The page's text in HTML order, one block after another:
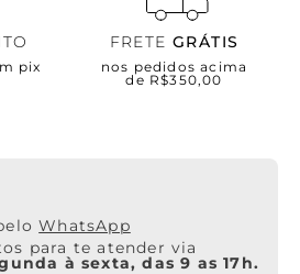
pix
FRETE GRÁTIS
nos pedidos acima
de R$350,00
WhatsApp
para te atender via
à sexta, das 9 as 17h.